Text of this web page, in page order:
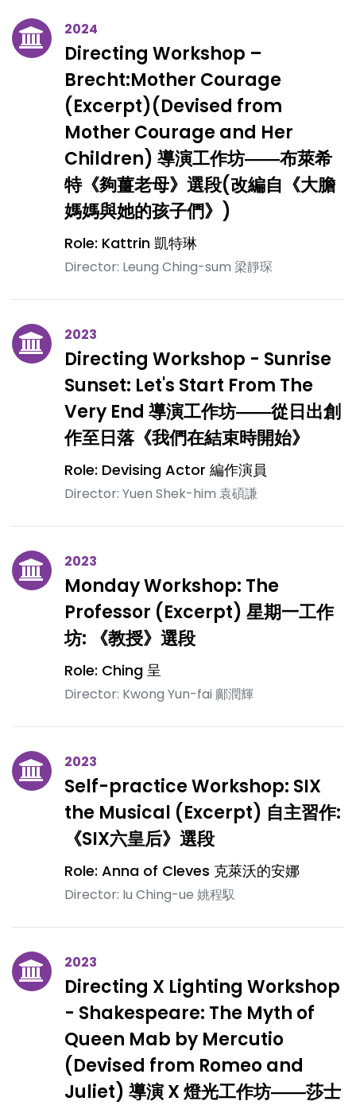
2024
Directing Workshop –
Brecht:Mother Courage
(Excerpt)(Devised from
Mother Courage and Her
Children) 導演工作坊――布萊希
特《夠薑老母》選段(改編自《大膽
媽媽與她的孩子們》)
Role: Kattrin 凱特琳
Director: Leung Ching-sum 梁靜琛
2023
Directing Workshop - Sunrise
Sunset: Let's Start From The
Very End 導演工作坊――從日出創
作至日落《我們在結束時開始》
Role: Devising Actor 編作演員
Director: Yuen Shek-him 袁碩謙
2023
Monday Workshop: The
Professor (Excerpt) 星期一工作
坊: 《教授》選段
Role: Ching 呈
Director: Kwong Yun-fai 鄺潤輝
2023
Self-practice Workshop: SIX
the Musical (Excerpt) 自主習作:
《SIX六皇后》選段
Role: Anna of Cleves 克萊沃的安娜
Director: Iu Ching-ue 姚程馭
2023
Directing X Lighting Workshop
- Shakespeare: The Myth of
Queen Mab by Mercutio
(Devised from Romeo and
Juliet) 導演 X 燈光工作坊――莎士